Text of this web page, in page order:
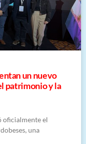
un nuevo
patrimonio y la
oficialmente el
una